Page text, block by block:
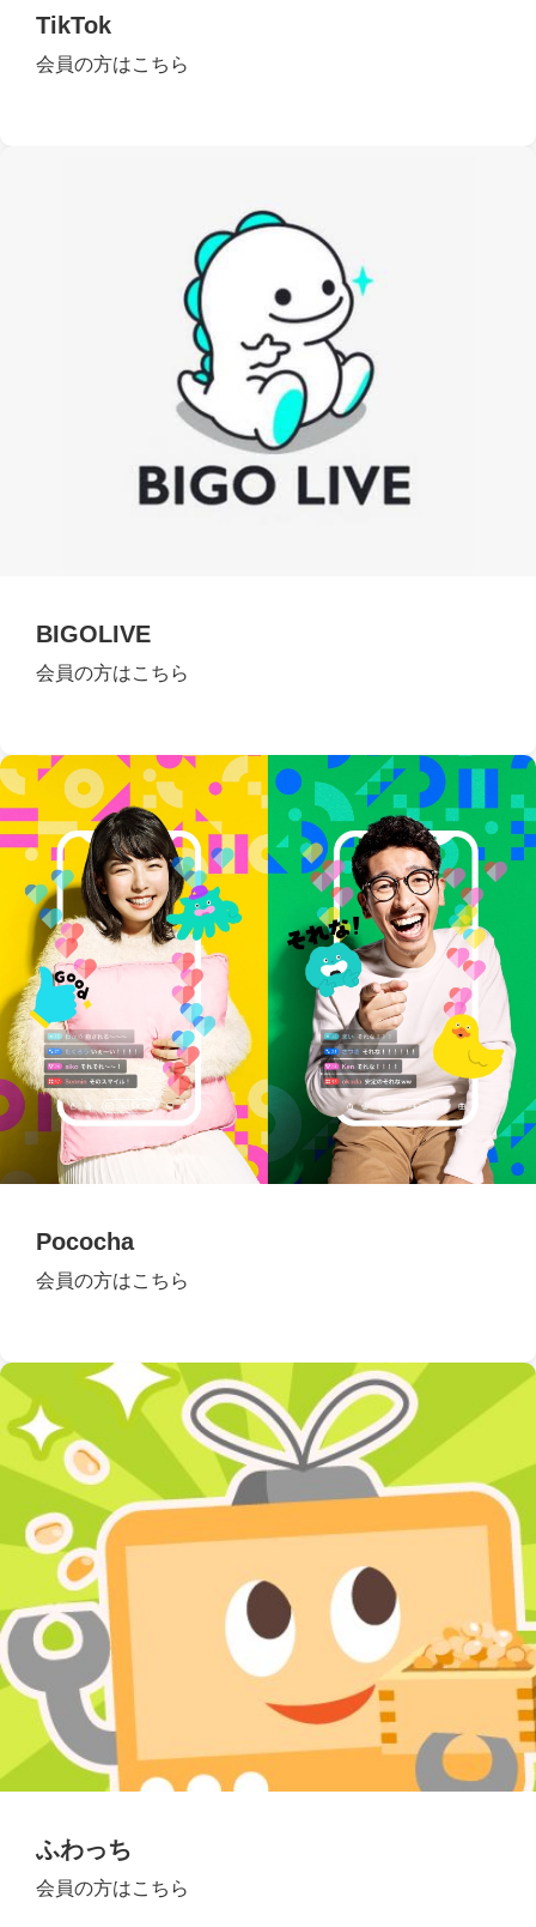
TikTok
会員の方はこちら
BIGOLIVE
会員の方はこちら
Pococha
会員の方はこちら
ふわっち
会員の方はこちら